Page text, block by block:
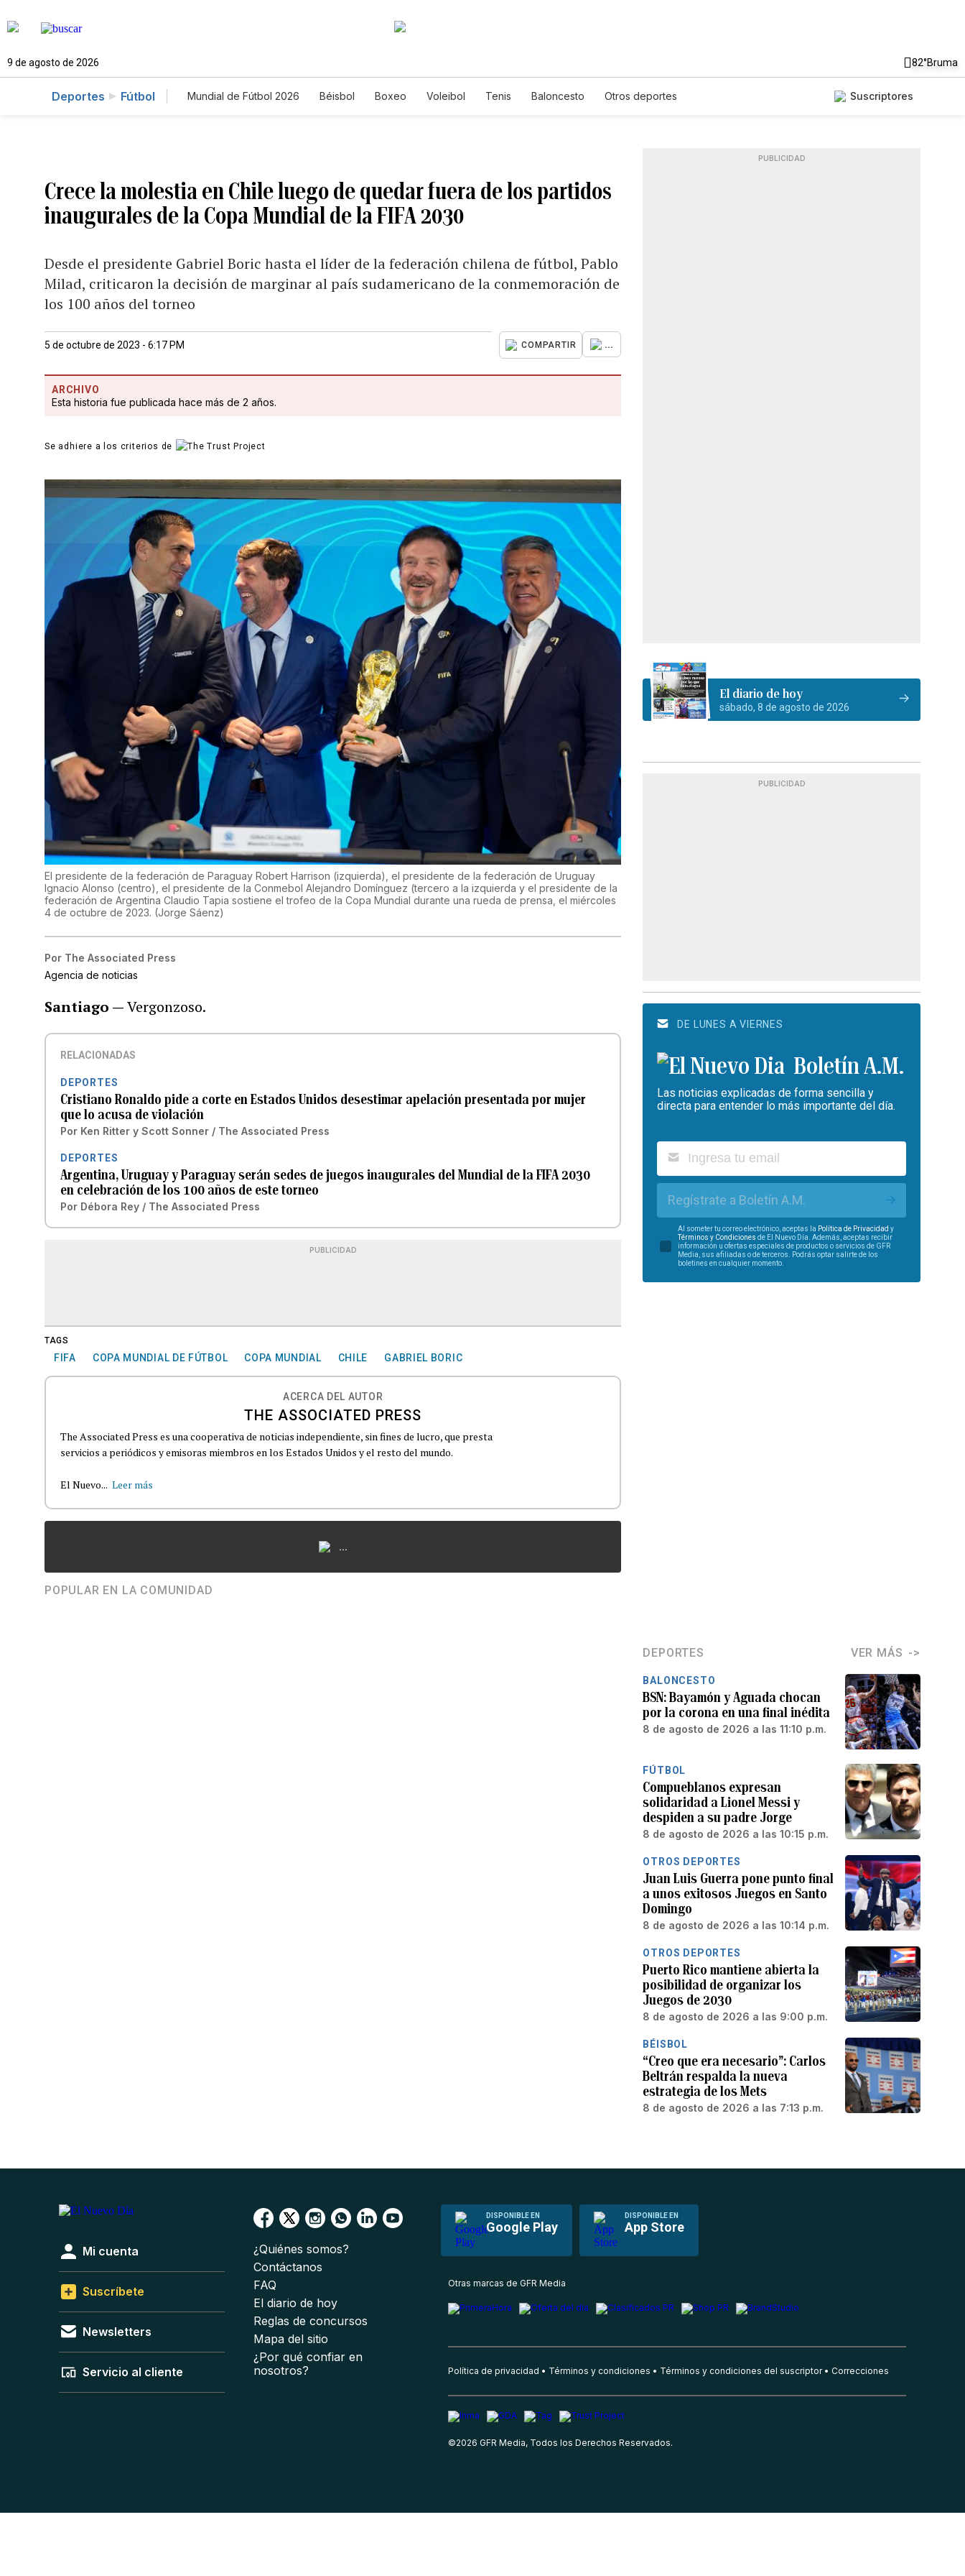
9 de agosto de 2026 82°Bruma
Deportes Fútbol Mundial de Fútbol 2026 Béisbol Boxeo Voleibol Tenis Baloncesto Otros deportes Suscriptores
Crece la molestia en Chile luego de quedar fuera de los partidos
inaugurales de la Copa Mundial de la FIFA 2030
Desde el presidente Gabriel Boric hasta el líder de la federación chilena de fútbol, Pablo
Milad, criticaron la decisión de marginar al país sudamericano de la conmemoración de
los 100 años del torneo
5 de octubre de 2023 - 6:17 PM COMPARTIR ...
ARCHIVO
Esta historia fue publicada hace más de 2 años.
Se adhiere a los criterios de
El presidente de la federación de Paraguay Robert Harrison (izquierda), el presidente de la federación de Uruguay
Ignacio Alonso (centro), el presidente de la Conmebol Alejandro Domínguez (tercero a la izquierda y el presidente de la
federación de Argentina Claudio Tapia sostiene el trofeo de la Copa Mundial durante una rueda de prensa, el miércoles
4 de octubre de 2023. (Jorge Sáenz)
Por The Associated Press
Agencia de noticias
Santiago —Vergonzoso.
RELACIONADAS
DEPORTES
Cristiano Ronaldo pide a corte en Estados Unidos desestimar apelación presentada por mujer
que lo acusa de violación
Por Ken Ritter y Scott Sonner / The Associated Press
DEPORTES
Argentina, Uruguay y Paraguay serán sedes de juegos inaugurales del Mundial de la FIFA 2030
en celebración de los 100 años de este torneo
Por Débora Rey / The Associated Press
PUBLICIDAD
TAGS
FIFA COPA MUNDIAL DE FÚTBOL COPA MUNDIAL CHILE GABRIEL BORIC
ACERCA DEL AUTOR
THE ASSOCIATED PRESS
The Associated Press es una cooperativa de noticias independiente, sin fines de lucro, que presta
servicios a periódicos y emisoras miembros en los Estados Unidos y el resto del mundo.
El Nuevo... Leer más
...
POPULAR EN LA COMUNIDAD
PUBLICIDAD
El diario de hoy
sábado, 8 de agosto de 2026
PUBLICIDAD
DE LUNES A VIERNES
Boletín A.M.
Las noticias explicadas de forma sencilla y
directa para entender lo más importante del día.
Regístrate a Boletín A.M.
Al someter tu correo electrónico, aceptas la Política de Privacidad y
Términos y Condiciones de El Nuevo Día. Además, aceptas recibir
información u ofertas especiales de productos o servicios de GFR
Media, sus afiliadas o de terceros. Podrás optar salirte de los
boletines en cualquier momento.
DEPORTES VER MÁS
BALONCESTO
BSN: Bayamón y Aguada chocan
por la corona en una final inédita
8 de agosto de 2026 a las 11:10 p.m.
FÚTBOL
Compueblanos expresan
solidaridad a Lionel Messi y
despiden a su padre Jorge
8 de agosto de 2026 a las 10:15 p.m.
OTROS DEPORTES
Juan Luis Guerra pone punto final
a unos exitosos Juegos en Santo
Domingo
8 de agosto de 2026 a las 10:14 p.m.
OTROS DEPORTES
Puerto Rico mantiene abierta la
posibilidad de organizar los
Juegos de 2030
8 de agosto de 2026 a las 9:00 p.m.
BÉISBOL
“Creo que era necesario”: Carlos
Beltrán respalda la nueva
estrategia de los Mets
8 de agosto de 2026 a las 7:13 p.m.
DISPONIBLE EN
Google Play
DISPONIBLE EN
App Store
Mi cuenta
Suscríbete
Newsletters
Servicio al cliente
¿Quiénes somos?
Contáctanos
FAQ
El diario de hoy
Reglas de concursos
Mapa del sitio
¿Por qué confiar en
nosotros?
Otras marcas de GFR Media
Política de privacidad Términos y condiciones Términos y condiciones del suscriptor Correcciones
©2026 GFR Media, Todos los Derechos Reservados.